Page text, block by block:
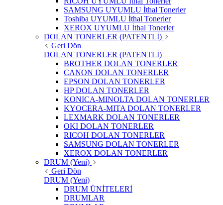
SAMSUNG UYUMLU İthal Tonerler
Toshiba UYUMLU İthal Tonerler
XEROX UYUMLU İthal Tonerler
DOLAN TONERLER (PATENTLİ)
Geri Dön
DOLAN TONERLER (PATENTLİ)
BROTHER DOLAN TONERLER
CANON DOLAN TONERLER
EPSON DOLAN TONERLER
HP DOLAN TONERLER
KONICA-MINOLTA DOLAN TONERLER
KYOCERA-MITA DOLAN TONERLER
LEXMARK DOLAN TONERLER
OKI DOLAN TONERLER
RICOH DOLAN TONERLER
SAMSUNG DOLAN TONERLER
XEROX DOLAN TONERLER
DRUM (Yeni)
Geri Dön
DRUM (Yeni)
DRUM ÜNİTELERİ
DRUMLAR